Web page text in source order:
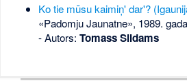
Ko tie mūsu kaimiņ' dar'?
«Padomju Jaunatne», 1989.
- Autors: Tomass Sildams